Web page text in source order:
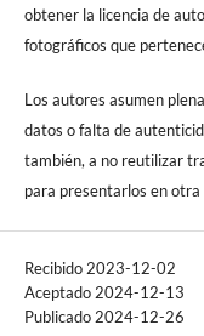
obtener la licencia de
fotográficos que
Los autores asumen
datos o falta de
también, a no reutilizar
para presentarlos en otra
Recibido 2023-12-02
Aceptado 2024-12-13
Publicado 2024-12-26